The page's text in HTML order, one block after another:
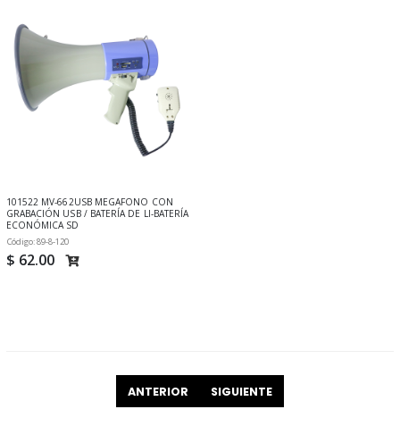
101522 MV-662USB MEGAFONO CON
GRABACIÓN USB / BATERÍA DE LI-BATERÍA
ECONÓMICA SD
Código: 89-8-120
$ 62.00
ANTERIOR SIGUIENTE